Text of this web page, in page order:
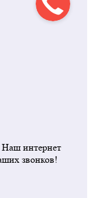
Наш интернет
звонков!